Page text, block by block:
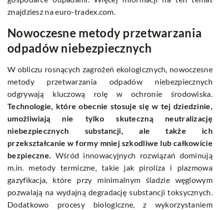
znajdziesz naeuro-tradex.com.
Nowoczesne metody przetwarzania
odpadów niebezpiecznych
W obliczu rosnących zagrożeń ekologicznych, nowoczesne
metody przetwarzania odpadów niebezpiecznych
odgrywają kluczową rolę w ochronie środowiska.
Technologie, które obecnie stosuje się w tej dziedzinie,
umożliwiają nie tylko skuteczną neutralizację
niebezpiecznych substancji, ale także ich
przekształcanie w formy mniej szkodliwe lub całkowicie
bezpieczne. Wśród innowacyjnych rozwiązań dominują
m.in. metody termiczne, takie jak piroliza i plazmowa
gazyfikacja, które przy minimalnym śladzie węglowym
pozwalają na wydajną degradację substancji toksycznych.
Dodatkowo procesy biologiczne, z wykorzystaniem